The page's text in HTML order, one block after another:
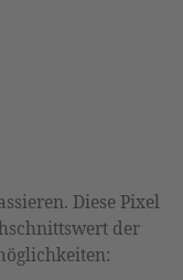
Diese Pixel
der